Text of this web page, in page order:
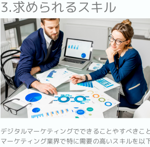
3.求められるスキル
デジタルマーケティングでできることやすべき
マーケティング業界で特に需要の高いスキルを以